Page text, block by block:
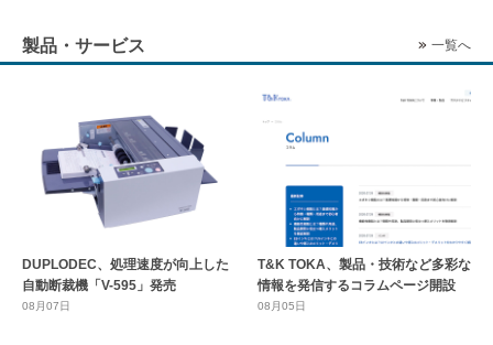
製品・サービス 一覧へ
DUPLODEC、処理速度が向上した
自動断裁機「V-595」発売
08月07日
T&K TOKA、製品・技術など多彩な
情報を発信するコラムページ開設
08月05日